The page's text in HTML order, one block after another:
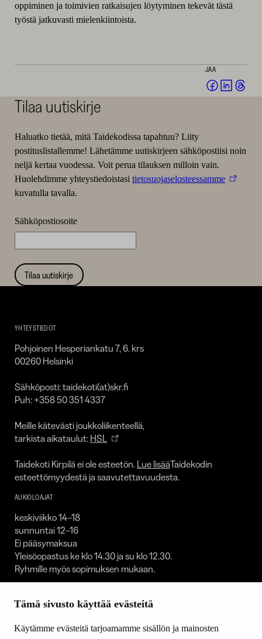
Tämä sivusto käyttää evästeitä
Käytämme evästeitä tarjoamamme sisällön ja mainosten
oppiminen ja toimivien ratkaisujen löytyminen tekevät tästä
työstä jatkuvasti mielenkiintoista.
JAA
Jaa Jaa
Tilaa uutiskirje
Haluatko tietää, mitä Taidekodissa tapahtuu? Liity
postituslistallemme! Lähetämme uutiskirjeen sähköpostiisi noin
neljä kertaa vuodessa. Voit perua tilauksen milloin vain.
Huolehdimme yhteystiedoistasi tietosuojaselosteessamme
kuvatulla tavalla.
Sähköpostiosoite
Tilaa uutiskirje
KirpiläYHTEYSTIEDOT
Pohjoinen Hesperiankatu 7, 6. krs
00260 Helsinki
Sähköposti: taidekoti(at)skr.fi
Puh: +358 50 351 4337
Meille kätevästi joukkoliikenteellä,
tarkista aikataulut: HSL
Taidekoti Kirpilä ei ole esteetön. Lue lisääTaidekodin
esteettömyydestä ja saavutettavuudesta.
AUKIOLOAJAT
keskiviikko 14–18
sunnuntai 12–16
Ei pääsymaksua
Yleisöopastus ke klo 14.30 ja su klo 12.30.
Ryhmille myös sopimuksen mukaan.
1.1. / 30.4.–1.5. / 23.–25.12. / 31.12.
SEURAA MEITÄ